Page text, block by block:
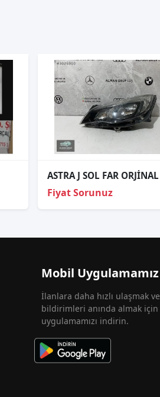
ASTRA J SOL FAR ORJİNAL
Fiyat Sorunuz
Mobil Uygulamamız
İlanlara daha hızlı ulaşmak ve
bildirimleri anında almak için
uygulamamızı indirin.